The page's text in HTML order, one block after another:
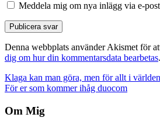
Meddela mig om nya inlägg via e-
Denna webbplats använder Akismet för
dig om hur din kommentarsdata bearbetas.
Inläggsnavigering
Klaga kan man göra, men för allt i
För er som kommer ihåg duocom
Om Mig